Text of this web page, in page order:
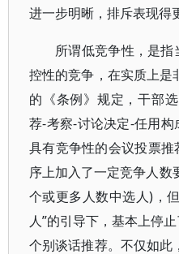
进一步明晰，排斥表现得
所谓低竞争性，是
控性的竞争，在实质上是
的《条例》规定，干部
荐-考察-讨论决定-任用
具有竞争性的会议投票
序上加入了一定竞争人数
个或更多人数中选人)，
人”的引导下，基本上停
个别谈话推荐。不仅如此